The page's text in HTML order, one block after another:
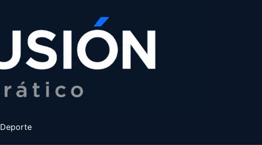
Deporte